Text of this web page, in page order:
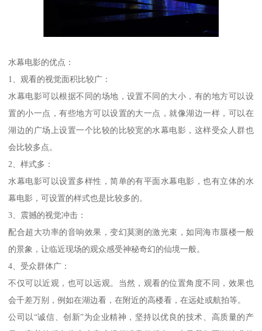
水幕电影的优点：
1、观看的视觉面积比较广：
水幕电影可以根据不同的场地，设置不同的大小，有的地方可以设
置的小一点，有些地方可以设置的大一点，就像湖边一样，可以在
湖边的广场上设置一个比较的比较宽的水幕电影，这样受众人群也
会比较多点。
2、样式多：
水幕电影可以设置多样性，简单的有平面水幕电影，也有立体的水
幕电影，可设置的样式也是比较多的。
3、震撼的视觉冲击：
配合超大功率的音响效果，变幻莫测的激光束，如同海市蜃楼一般
的景象，让临近现场的观众感受神秘奇幻的仙境一般。
4、受众群体广：
不仅可以近观，也可以远观。当然，观看的位置角度不同，效果也
会千差万别，例如在湖边看，在附近的高楼看，在远处或航拍等。
公司以“诚信、创新”为企业精神，坚持以优良的技术、高质量的产